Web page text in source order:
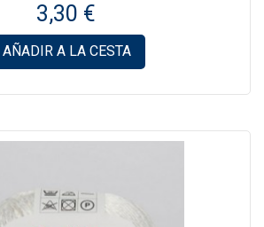
3,30 €
AÑADIR A LA CESTA